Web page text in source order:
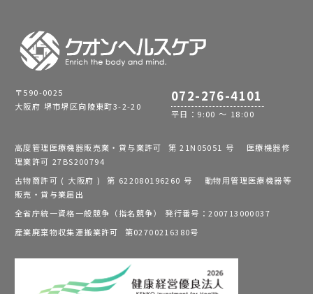
〒590-0025
大阪府 堺市堺区向陵東町3-2-20
072-276-4101
平日：9:00 ～ 18:00
高度管理医療機器販売業・貸与業許可 第 21N05051 号 医療機器修
理業許可 27BS200794
古物商許可 ( 大阪府 ) 第 622080196260 号 動物用管理医療機器等
販売・貸与業届出
全省庁統一資格一般競争（指名競争） 発行番号：200713000037
産業廃棄物収集運搬業許可 第02700216380号